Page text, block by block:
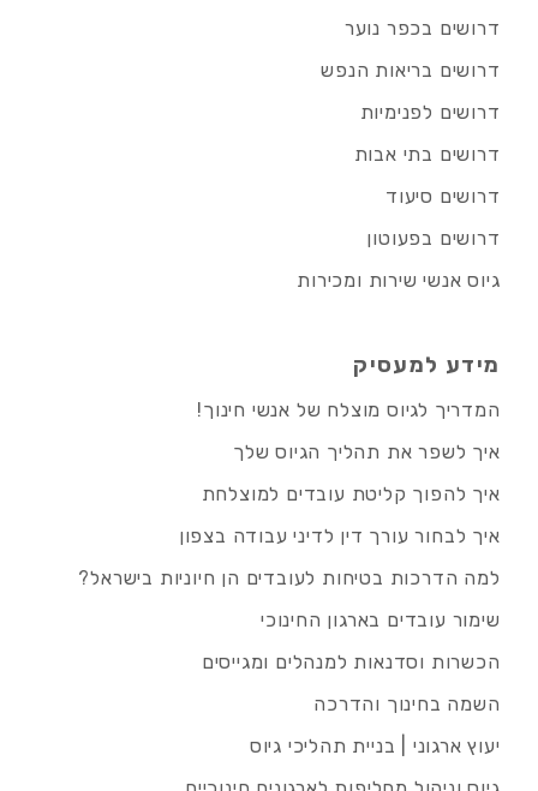
דרושים בכפר נוער
דרושים בריאות הנפש
דרושים לפנימיות
דרושים בתי אבות
דרושים סיעוד
דרושים בפעוטון
גיוס אנשי שירות ומכירות
מידע למעסיק
המדריך לגיוס מוצלח של אנשי חינוך!
איך לשפר את תהליך הגיוס שלך
איך להפוך קליטת עובדים למוצלחת
איך לבחור עורך דין לדיני עבודה בצפון
למה הדרכות בטיחות לעובדים הן חיוניות בישראל?
שימור עובדים בארגון החינוכי
הכשרות וסדנאות למנהלים ומגייסים
השמה בחינוך והדרכה
יעוץ ארגוני | בניית תהליכי גיוס